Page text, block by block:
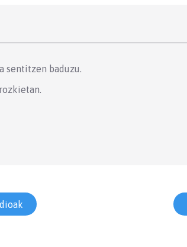
sentitzen baduzu.